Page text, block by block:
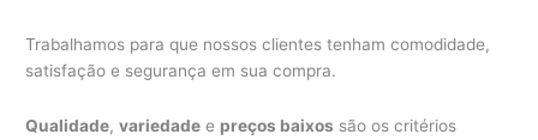
Trabalhamos para que nossos clientes tenham comodidade,
satisfação e segurança em sua compra.
Qualidade,variedade e preços baixos são os critérios